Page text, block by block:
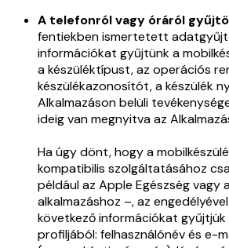
A telefonról vagy óráról
fentiekben ismertetett
információkat gyűjtünk a
a készüléktípust, az operációs
készülékazonosítót, a készülék
Alkalmazáson belüli
ideig van megnyitva az
Ha úgy dönt, hogy a
kompatibilis szolgáltatásához
például az Apple Egészség vagy
alkalmazáshoz –, az
következő információkat gyűjtjük
profiljából: felhasználónév és e-